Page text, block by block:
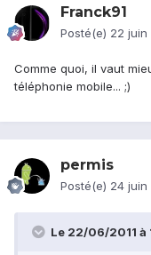
Franck91
Posté(e) 22 juin
Comme quoi, il vaut
téléphonie mobile... ;)
permis
Posté(e) 24 juin
Le 22/06/2011 à